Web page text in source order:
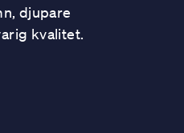
djupare
kvalitet.